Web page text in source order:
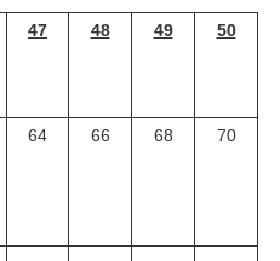
47 48 49 50
64 66 68 70